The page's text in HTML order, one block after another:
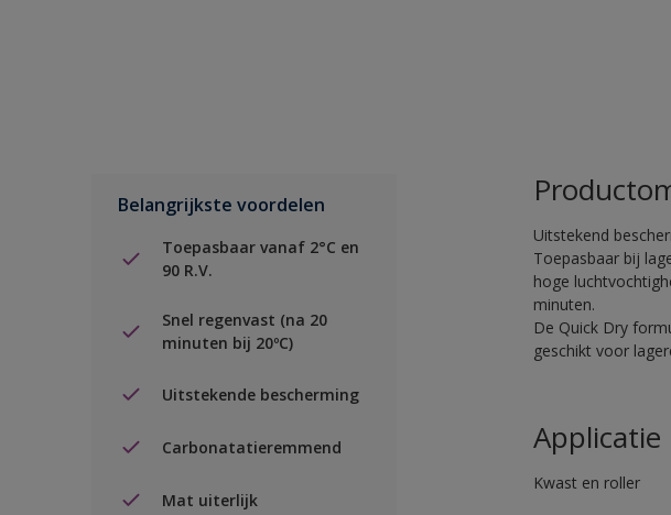
Belangrijkste voordelen
Toepasbaar vanaf 2°C en
90 R.V.
Snel regenvast (na 20
minuten bij 20ºC)
Uitstekende bescherming
Carbonatatieremmend
Mat uiterlijk
Uitstekend
Toepasbaar bij
hoge
minuten.
De Quick Dry
geschikt voor
Applicatie
Kwast en roller